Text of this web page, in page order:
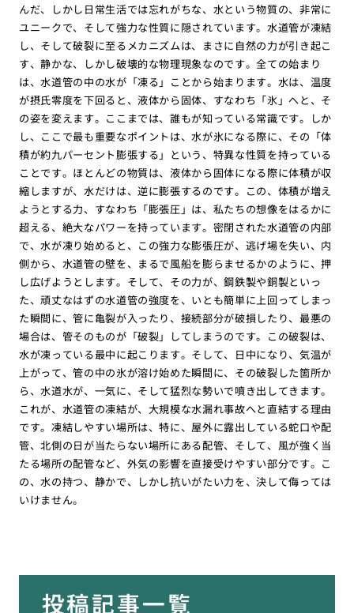
んだ、しかし日常生活では忘れがちな、水という物質の、非常に
ユニークで、そして強力な性質に隠されています。水道管が凍結
し、そして破裂に至るメカニズムは、まさに自然の力が引き起こ
す、静かな、しかし破壊的な物理現象なのです。全ての始まり
は、水道管の中の水が「凍る」ことから始まります。水は、温度
が摂氏零度を下回ると、液体から固体、すなわち「氷」へと、そ
の姿を変えます。ここまでは、誰もが知っている常識です。しか
し、ここで最も重要なポイントは、水が氷になる際に、その「体
積が約九パーセント膨張する」という、特異な性質を持っている
ことです。ほとんどの物質は、液体から固体になる際に体積が収
縮しますが、水だけは、逆に膨張するのです。この、体積が増え
ようとする力、すなわち「膨張圧」は、私たちの想像をはるかに
超える、絶大なパワーを持っています。密閉された水道管の内部
で、水が凍り始めると、この強力な膨張圧が、逃げ場を失い、内
側から、水道管の壁を、まるで風船を膨らませるかのように、押
し広げようとします。そして、その力が、鋼鉄製や銅製といっ
た、頑丈なはずの水道管の強度を、いとも簡単に上回ってしまっ
た瞬間に、管に亀裂が入ったり、接続部分が破損したり、最悪の
場合は、管そのものが「破裂」してしまうのです。この破裂は、
水が凍っている最中に起こります。そして、日中になり、気温が
上がって、管の中の氷が溶け始めた瞬間に、その破裂した箇所か
ら、水道水が、一気に、そして猛烈な勢いで噴き出してきます。
これが、水道管の凍結が、大規模な水漏れ事故へと直結する理由
です。凍結しやすい場所は、特に、屋外に露出している蛇口や配
管、北側の日が当たらない場所にある配管、そして、風が強く当
たる場所の配管など、外気の影響を直接受けやすい部分です。こ
の、水の持つ、静かで、しかし抗いがたい力を、決して侮っては
いけません。
投稿記事一覧